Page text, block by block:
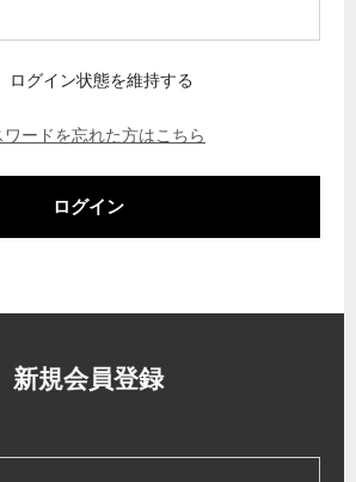
ログイン状態を維持する
ワードを忘れた方はこちら
ログイン
新規会員登録